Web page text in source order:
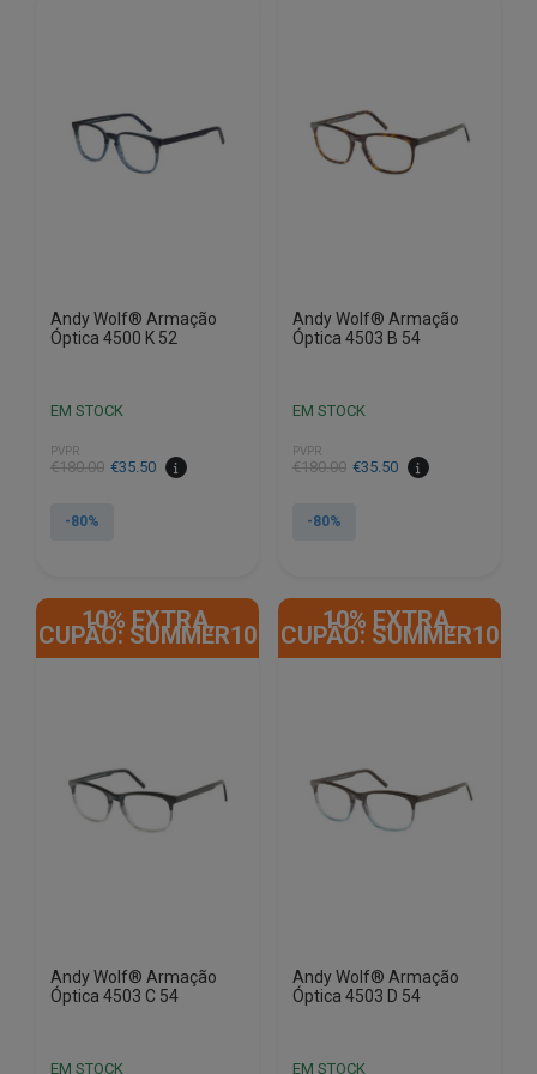
Andy Wolf® Armação
Óptica 4500 K 52
EM STOCK
PVPR
€180.00
O
original
€35.50
O
atual
-80%
Andy Wolf® Armação
Óptica 4503 B 54
EM STOCK
PVPR
€180.00
O
original
€35.50
O
atual
-80%
10% EXTRA,
CUPÃO: SUMMER10
Andy Wolf® Armação
Óptica 4503 C 54
EM STOCK
10% EXTRA,
CUPÃO: SUMMER10
Andy Wolf® Armação
Óptica 4503 D 54
EM STOCK